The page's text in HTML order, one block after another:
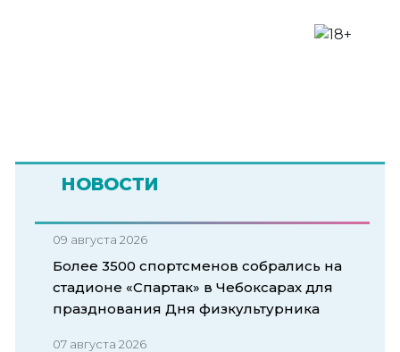
НОВОСТИ
09 августа 2026
Более 3500 спортсменов собрались на
стадионе «Спартак» в Чебоксарах для
празднования Дня физкультурника
07 августа 2026